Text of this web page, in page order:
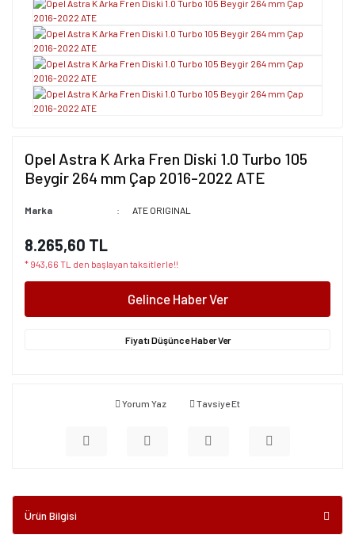
Opel Astra K Arka Fren Diski 1.0 Turbo 105
Beygir 264 mm Çap 2016-2022 ATE
Marka ATE ORIGINAL
8.265,60 TL
* 943,66 TL den başlayan taksitlerle!!
Gelince Haber Ver
Fiyatı Düşünce Haber Ver
Yorum Yaz Tavsiye Et
Ürün Bilgisi